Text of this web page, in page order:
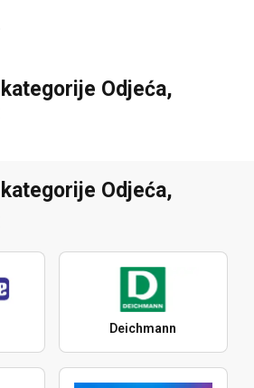
Odjeća,
Odjeća,
Deichmann